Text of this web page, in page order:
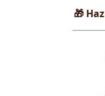
🎁